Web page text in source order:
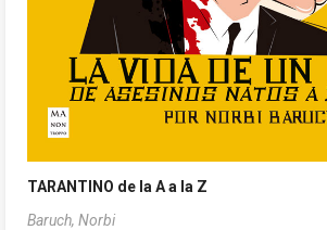
TARANTINO de la A a la Z
Baruch, Norbi